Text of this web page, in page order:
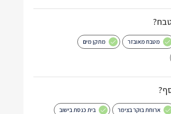
מטבח מאובזר מתקן מים
ארוחת בוקר בצימר בית כנסת בישוב